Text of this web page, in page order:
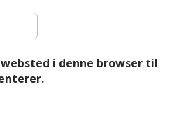
i denne browser til